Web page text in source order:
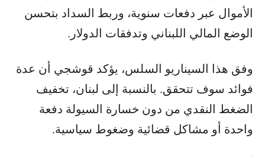
الأموال عبر دفعات سنوية، وربط السداد بتحسن
الوضع المالي اللبناني وتدفقات الدولار.
وفق هذا السيناريو السلس، يؤكد قوشجي أن عدة
فوائد سوف تتحقق. بالنسبة إلى لبنان، تخفيف
الضغط النقدي من دون خسارة السيولة دفعة
واحدة أو مشاكل قضائية وضغوط سياسية.